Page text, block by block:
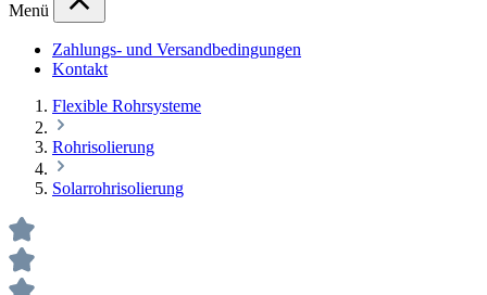
Menü
Zahlungs- und Versandbedingungen
Kontakt
Flexible Rohrsysteme
Rohrisolierung
Solarrohrisolierung